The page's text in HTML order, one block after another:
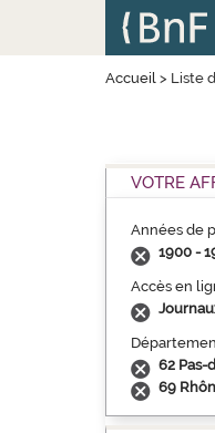
Accueil> Liste
VOTRE
Années de
1900 -
Accès en
62 Pas-
69
Panneau de gestion des cookies